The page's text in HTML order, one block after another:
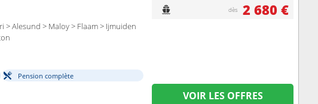
> Alesund > Maloy > Flaam > Ijmuiden
Pension complète
dès 2 680 €
VOIR LES OFFRES